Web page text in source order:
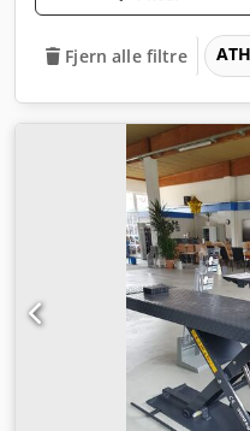
Fjern alle filtre